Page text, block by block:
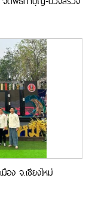
อง จ.เชียงใหม่